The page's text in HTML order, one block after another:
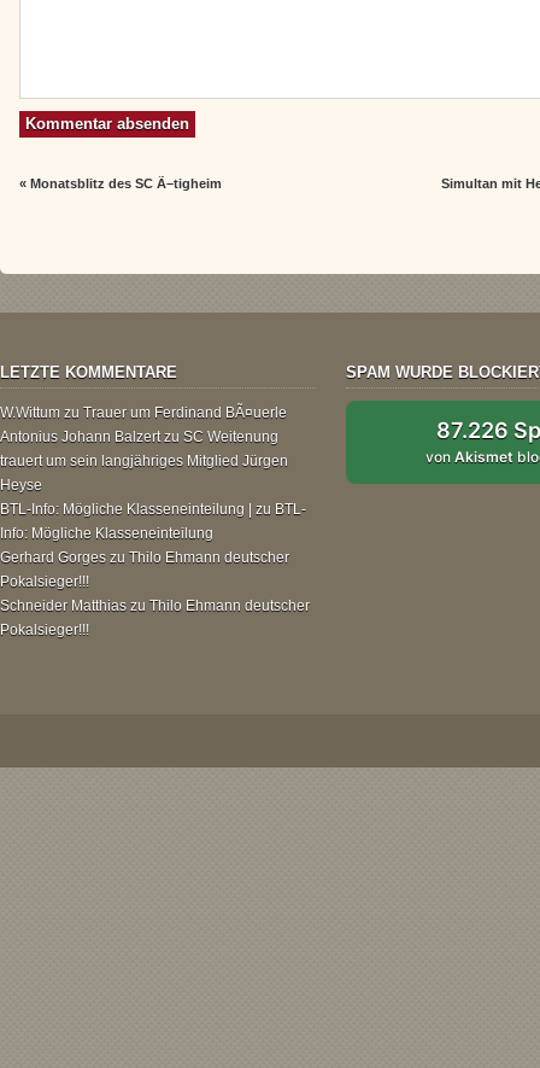
« Monatsblitz des SC Ã–tigheim Simultan mit
LETZTE KOMMENTARE
W.Wittum zu Trauer um Ferdinand BÃ¤uerle
Antonius Johann Balzertzu SC Weitenung
trauert um sein langjähriges Mitglied Jürgen
Heyse
BTL-Info: Mögliche Klasseneinteilung |
zu BTL-
Info: Mögliche Klasseneinteilung
Gerhard Gorges zu Thilo Ehmann deutscher
Pokalsieger!!!
Schneider Matthias zu Thilo Ehmann deutscher
Pokalsieger!!!
SPAM WURDE
87.226
vonAkismet